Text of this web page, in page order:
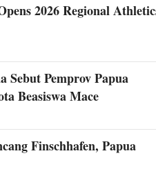
2026 Regional
Sebut Pemprov Papua
Beasiswa Mace
Finschhafen, Papua